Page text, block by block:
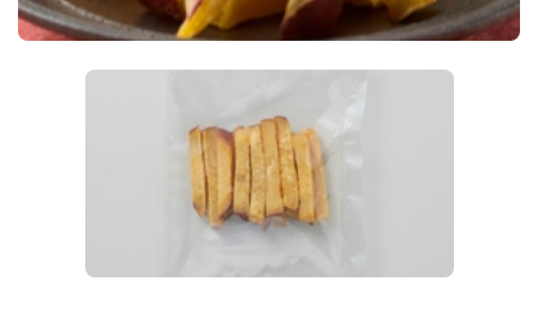
Tokyo Family Marche 有明店
Tokyo Family Marche 府中店